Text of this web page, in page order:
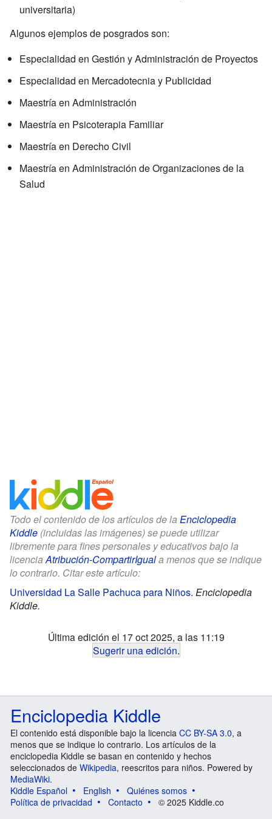
universitaria)
Algunos ejemplos de posgrados son:
Especialidad en Gestión y Administración de Proyectos
Especialidad en Mercadotecnia y Publicidad
Maestría en Administración
Maestría en Psicoterapia Familiar
Maestría en Derecho Civil
Maestría en Administración de Organizaciones de la
Salud
Todo el contenido de los artículos de la Enciclopedia
Kiddle (incluidas las imágenes) se puede utilizar
libremente para fines personales y educativos bajo la
licenciaAtribución-CompartirIguala menos que se indique
lo contrario. Citar este artículo:
Universidad La Salle Pachuca para Niños. Enciclopedia
Kiddle.
Última edición el 17 oct 2025, a las 11:19
Sugerir una edición.
Enciclopedia Kiddle
El contenido está disponible bajo la licencia CC BY-SA 3.0, a
menos que se indique lo contrario. Los artículos de la
enciclopedia Kiddle se basan en contenido y hechos
seleccionados de Wikipedia, reescritos para niños. Powered by
MediaWiki.
Kiddle Español
English
Quiénes somos
Política de privacidad
Contacto © 2025 Kiddle.co